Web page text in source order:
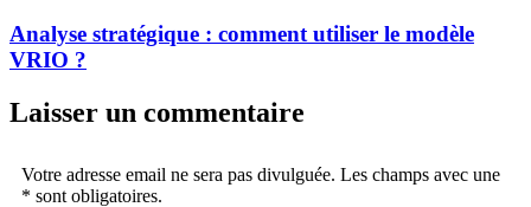
Analyse stratégique : comment utiliser le modèle
VRIO ?
Laisser un commentaire
Votre adresse email ne sera pas divulguée. Les champs avec une
* sont obligatoires.